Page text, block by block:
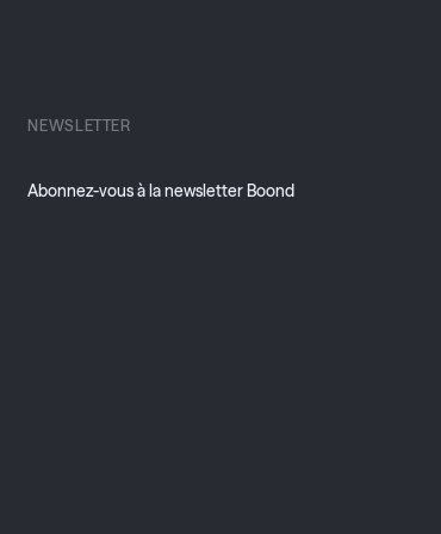
NEWSLETTER
Abonnez-vous à la newsletter Boond